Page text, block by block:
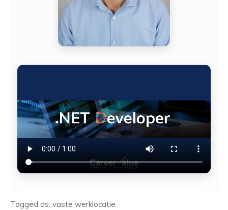
Tagged as: vaste werklocatie